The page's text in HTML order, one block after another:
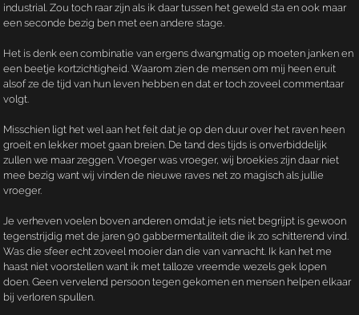
industrial. Zou toch raar zijn als ik daar tussen het geweld sta en ook maar
een seconde bezig ben met een andere stage.
Het is denk een combinatie van ergens dwangmatig op moeten janken en
een beetje kortzichtigheid. Waarom zien de mensen om mij heen eruit
alsof ze de tijd van hun leven hebben en dat er toch zoveel commentaar
volgt.
Misschien ligt het wel aan het feit dat je op den duur over het raven heen
groeit en lekker moet gaan breien. De tand des tijds is onverbiddelijk
zullen we maar zeggen. Vroeger was vroeger, wij broekies zijn daar niet
mee bezig want wij vinden de nieuwe raves net zo magisch als jullie
vroeger.
Je verheven voelen boven anderen omdat je iets niet begrijpt is gewoon
tegenstrijdig met de jaren 90 gabbermentaliteit die ik zo schitterend vind.
Was die sfeer echt zoveel mooier dan die van vannacht. Ik kan het me
haast niet voorstellen want ik met talloze vreemde wezels gek lopen
doen. Geen vervelend persoon tegen gekomen en mensen helpen elkaar
bij verloren spullen.